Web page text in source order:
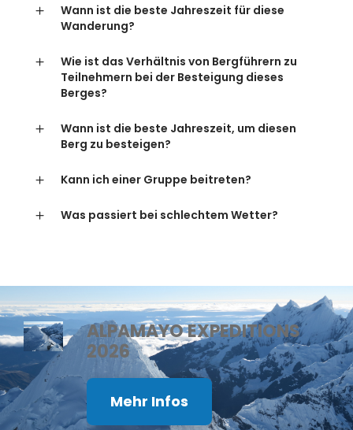
Wann ist die beste Jahreszeit für diese
Wanderung?
Wie ist das Verhältnis von Bergführern zu
Teilnehmern bei der Besteigung dieses
Berges?
Wann ist die beste Jahreszeit, um diesen
Berg zu besteigen?
Kann ich einer Gruppe beitreten?
Was passiert bei schlechtem Wetter?
ALPAMAYO EXPEDITIONS
2026
Mehr Infos